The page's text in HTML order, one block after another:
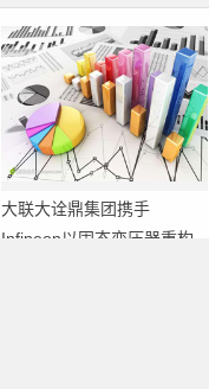
大联大诠鼎集团携手
Infineon以固态变压器重构